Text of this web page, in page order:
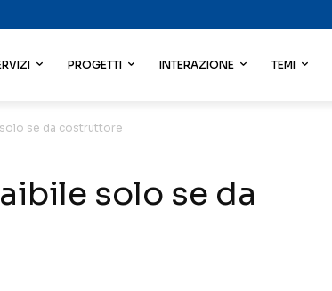
PROGETTI INTERAZIONE TEMI
se da costruttore
solo se da